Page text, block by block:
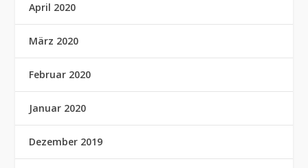
April 2020
März 2020
Februar 2020
Januar 2020
Dezember 2019